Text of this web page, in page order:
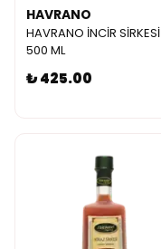
HAVRANO
HAVRANO İNCİR SİRKESİ
500 ML
₺ 425.00